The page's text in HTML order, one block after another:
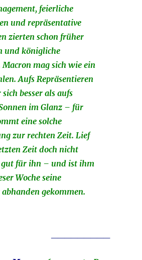
feierliche
und repräsentative
zierten schon früher
und königliche
Macron mag sich wie ein
Aufs Repräsentieren
besser als aufs
im Glanz – für
eine solche
zur rechten Zeit. Lief
Zeit doch nicht
gut für ihn – und ist ihm
Woche seine
gekommen.